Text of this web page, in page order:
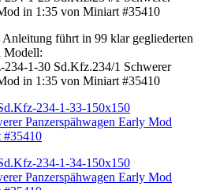
Anleitung führt in 99 klar gegliederten
Modell: